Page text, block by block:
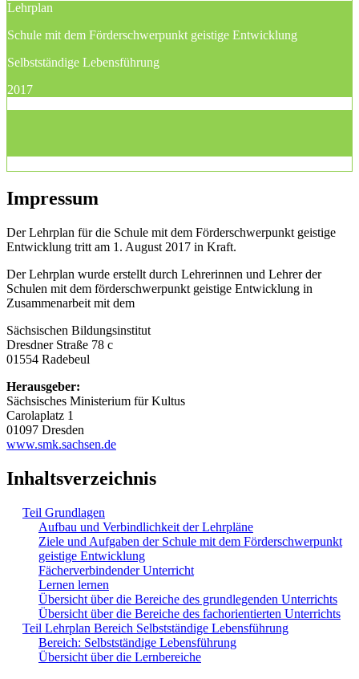
Lehrplan
Schule mit dem Förderschwerpunkt geistige Entwicklung
Selbstständige Lebensführung
2017
Impressum
Der Lehrplan für die Schule mit dem Förderschwerpunkt geistige
Entwicklung tritt am 1. August 2017 in Kraft.
Der Lehrplan wurde erstellt durch Lehrerinnen und Lehrer der
Schulen mit dem förderschwerpunkt geistige Entwicklung in
Zusammenarbeit mit dem
Sächsischen Bildungsinstitut
Dresdner Straße 78 c
01554 Radebeul
Herausgeber:
Sächsisches Ministerium für Kultus
Carolaplatz 1
01097 Dresden
www.smk.sachsen.de
Inhaltsverzeichnis
Teil Grundlagen
Aufbau und Verbindlichkeit der Lehrpläne
Ziele und Aufgaben der Schule mit dem Förderschwerpunkt
geistige Entwicklung
Fächerverbindender Unterricht
Lernen lernen
Übersicht über die Bereiche des grundlegenden Unterrichts
Übersicht über die Bereiche des fachorientierten Unterrichts
Teil Lehrplan Bereich Selbstständige Lebensführung
Bereich: Selbstständige Lebensführung
Übersicht über die Lernbereiche